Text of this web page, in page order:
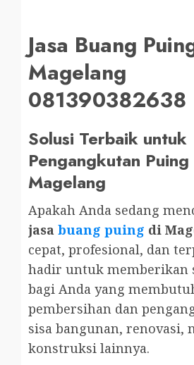
Jasa Buang
Magelang
081390382638
Solusi Terbaik untuk
Pengangkutan
Magelang
Apakah Anda sedang
jasa buang puing di
cepat, profesional, dan
hadir untuk memberikan
bagi Anda yang
pembersihan dan
sisa bangunan, renovasi,
konstruksi lainnya.